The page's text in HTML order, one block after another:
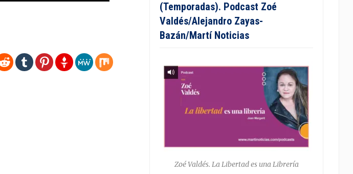
(Temporadas). Podcast Zoé
Valdés/Alejandro Zayas-
Bazán/Martí Noticias
Zoé Valdés. La Libertad es una Librería